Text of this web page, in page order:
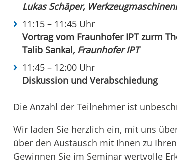
Lukas Schäper,
11:15 – 11:45 Uhr
Vortrag vom Fraunhofer IPT zurm
Talib Sankal, Fraunhofer IPT
11:45 – 12:00 Uhr
Diskussion und Verabschiedung
Die Anzahl der Teilnehmer ist
Wir laden Sie herzlich ein, mit uns
über den Austausch mit Ihnen zu
Gewinnen Sie im Seminar wertvolle